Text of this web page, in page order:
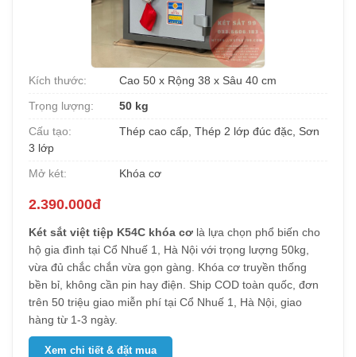
Kích thước:
Cao 50 x Rộng 38 x Sâu 40 cm
Trọng lượng:
50 kg
Cấu tạo:
Thép cao cấp, Thép 2 lớp đúc đặc, Sơn
3 lớp
Mở két:
Khóa cơ
2.390.000đ
Két sắt việt tiệp K54C khóa cơ là lựa chọn phổ biến cho
hộ gia đình tại Cổ Nhuế 1, Hà Nội với trọng lượng 50kg,
vừa đủ chắc chắn vừa gọn gàng. Khóa cơ truyền thống
bền bỉ, không cần pin hay điện. Ship COD toàn quốc, đơn
trên 50 triệu giao miễn phí tại Cổ Nhuế 1, Hà Nội, giao
hàng từ 1-3 ngày.
Xem chi tiết & đặt mua